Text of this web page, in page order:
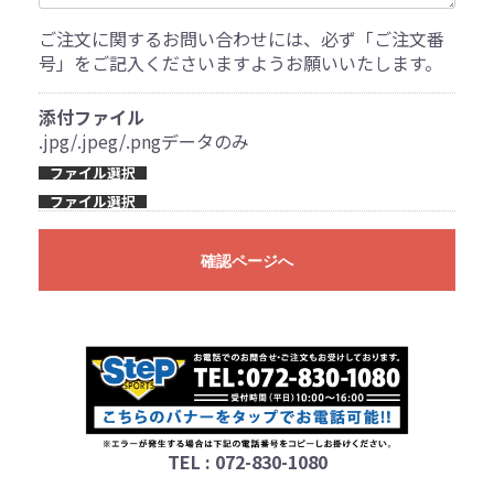
ご注文に関するお問い合わせには、必ず「ご注文番
号」をご記入くださいますようお願いいたします。
添付ファイル
.jpg/.jpeg/.pngデータのみ
ファイル選択
ファイル選択
確認ページへ
TEL : 072-830-1080